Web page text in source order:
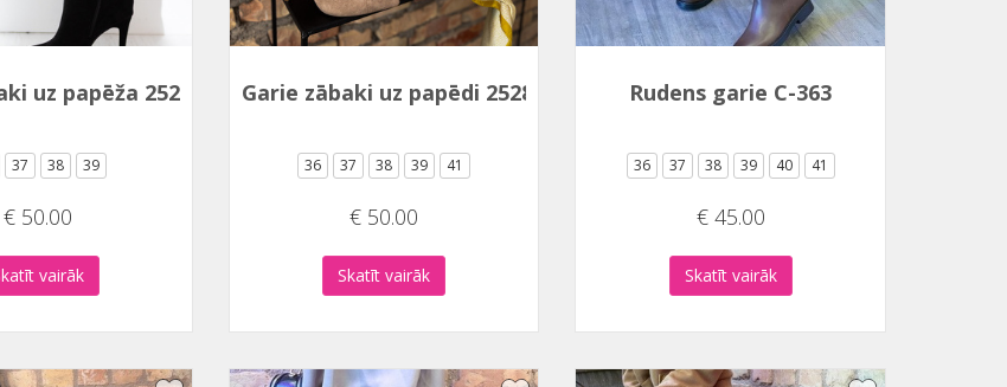
uz papēža 2528A-1
37 38 39
€ 50.00
vairāk
Garie zābaki uz papēdi 2528A-1
36 37 38 39 41
€ 50.00
Skatīt vairāk
Rudens garie C-363
36 37 38 39 40 41
€ 45.00
Skatīt vairāk